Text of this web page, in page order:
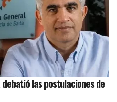
las postulaciones de